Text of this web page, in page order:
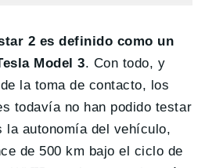
2 es definido como un
Model 3. Con todo, y
la toma de contacto, los
todavía no han podido testar
la autonomía del vehículo,
de 500 km bajo el ciclo de